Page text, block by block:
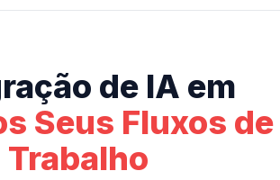
de IA em
Seus Fluxos de
Trabalho